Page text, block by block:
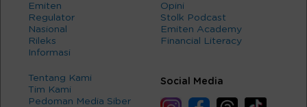
Emiten
Regulator
Nasional
Rileks
Informasi
Opini
Stolk Podcast
Emiten Academy
Financial Literacy
Tentang Kami
Tim Kami
Pedoman Media Siber
Social Media